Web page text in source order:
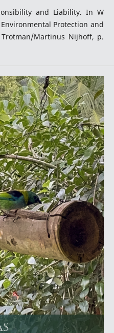
and Liability. In W
Protection and
Martinus Nijhoff, p.